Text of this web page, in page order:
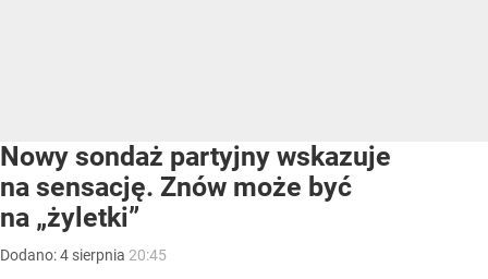
Nowy sondaż partyjny wskazuje
na sensację. Znów może być
na „żyletki”
Dodano:4 sierpnia 20:45